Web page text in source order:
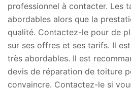
professionnel à contacter. Les
abordables alors que la
qualité. Contactez-le pour de
sur ses offres et ses tarifs. Il
très abordables. Il est
devis de réparation de toiture
convaincre. Contactez-le si